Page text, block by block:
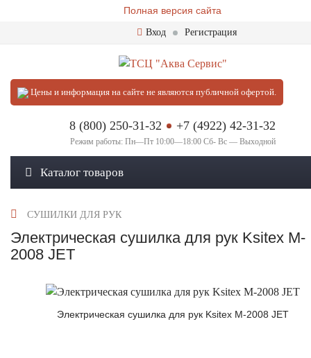
Полная версия сайта
Вход Регистрация
Цены и информация на сайте не являются публичной офертой.
8 (800) 250-31-32 +7 (4922) 42-31-32
Режим работы: Пн—Пт 10:00—18:00 Сб- Вс — Выходной
Каталог товаров
СУШИЛКИ ДЛЯ РУК
Электрическая сушилка для рук Ksitex M-
2008 JET
Электрическая сушилка для рук Ksitex M-2008 JET